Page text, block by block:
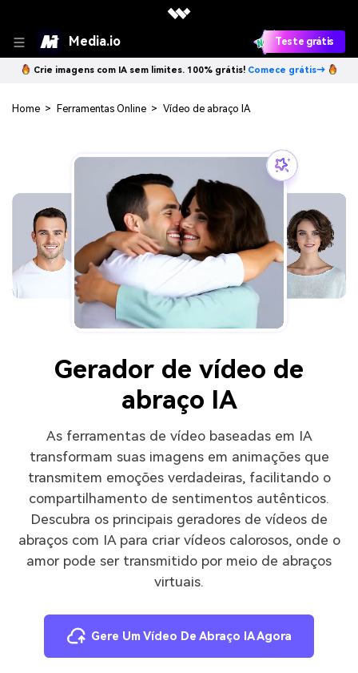
Media.io Teste grátis
Crie imagens com IA sem limites. 100% grátis! Comece grátis→
Home > Ferramentas Online > Vídeo de abraço IA
Gerador de vídeo de
abraço IA
As ferramentas de vídeo baseadas em IA
transformam suas imagens em animações que
transmitem emoções verdadeiras, facilitando o
compartilhamento de sentimentos autênticos.
Descubra os principais geradores de vídeos de
abraços com IA para criar vídeos calorosos, onde o
amor pode ser transmitido por meio de abraços
virtuais.
Gere Um Vídeo De Abraço IA Agora